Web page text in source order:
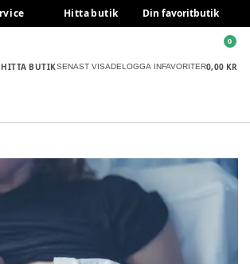
Hitta butik Din favoritbutik
HITTA BUTIKSENAST VISADELOGGA INFAVORITER0,00 KR
0